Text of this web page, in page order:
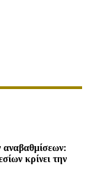
αναβαθμίσεων:
κρίνει την